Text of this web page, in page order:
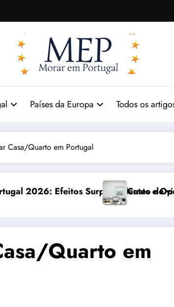
Países da Europa Todos os
Casa/Quarto em Portugal
e Oportunidades
Custo de vida em Portugal
Quarto em